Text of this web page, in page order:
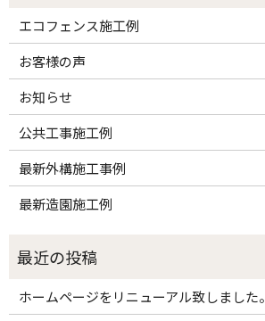
エコフェンス施工例
お客様の声
お知らせ
公共工事施工例
最新外構施工事例
最新造園施工例
ホームページをリニューアル致しました。